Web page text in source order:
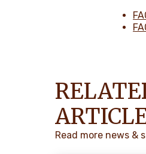
Read more news &